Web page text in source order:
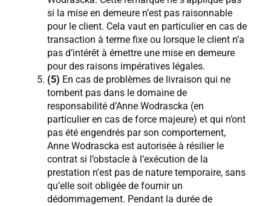
si la mise en demeure n’est pas raisonnable
pour le client. Cela vaut en particulier en cas de
transaction à terme fixe ou lorsque le client n’a
pas d’intérêt à émettre une mise en demeure
pour des raisons impératives légales.
(5) En cas de problèmes de livraison qui ne
tombent pas dans le domaine de
responsabilité d’Anne Wodrascka (en
particulier en cas de force majeure) et qui n’ont
pas été engendrés par son comportement,
Anne Wodrascka est autorisée à résilier le
contrat si l’obstacle à l’exécution de la
prestation n’est pas de nature temporaire, sans
qu’elle soit obligée de fournir un
dédommagement. Pendant la durée de